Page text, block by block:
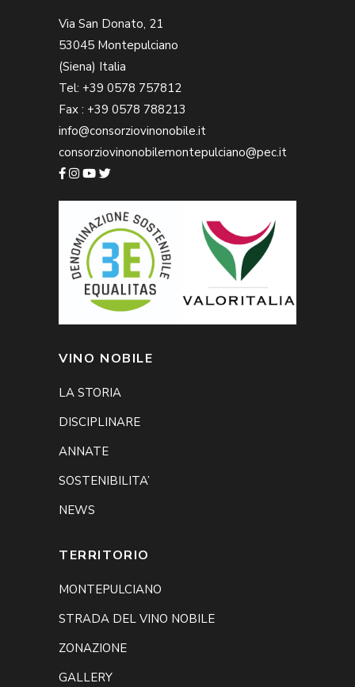
Via San Donato, 21
53045 Montepulciano
(Siena) Italia
Tel: +39 0578 757812
Fax : +39 0578 788213
info@consorziovinonobile.it
consorziovinonobilemontepulciano@pec.it
VINO NOBILE
LA STORIA
DISCIPLINARE
ANNATE
SOSTENIBILITA’
NEWS
TERRITORIO
MONTEPULCIANO
STRADA DEL VINO NOBILE
ZONAZIONE
GALLERY